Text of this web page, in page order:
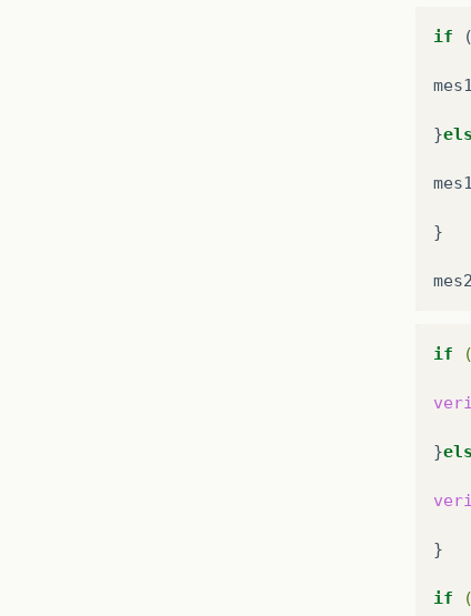
if (
mes1
}
mes1
}
mes2
if
}
}
if (